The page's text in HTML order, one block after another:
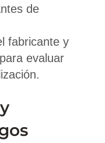
de
fabricante y
evaluar